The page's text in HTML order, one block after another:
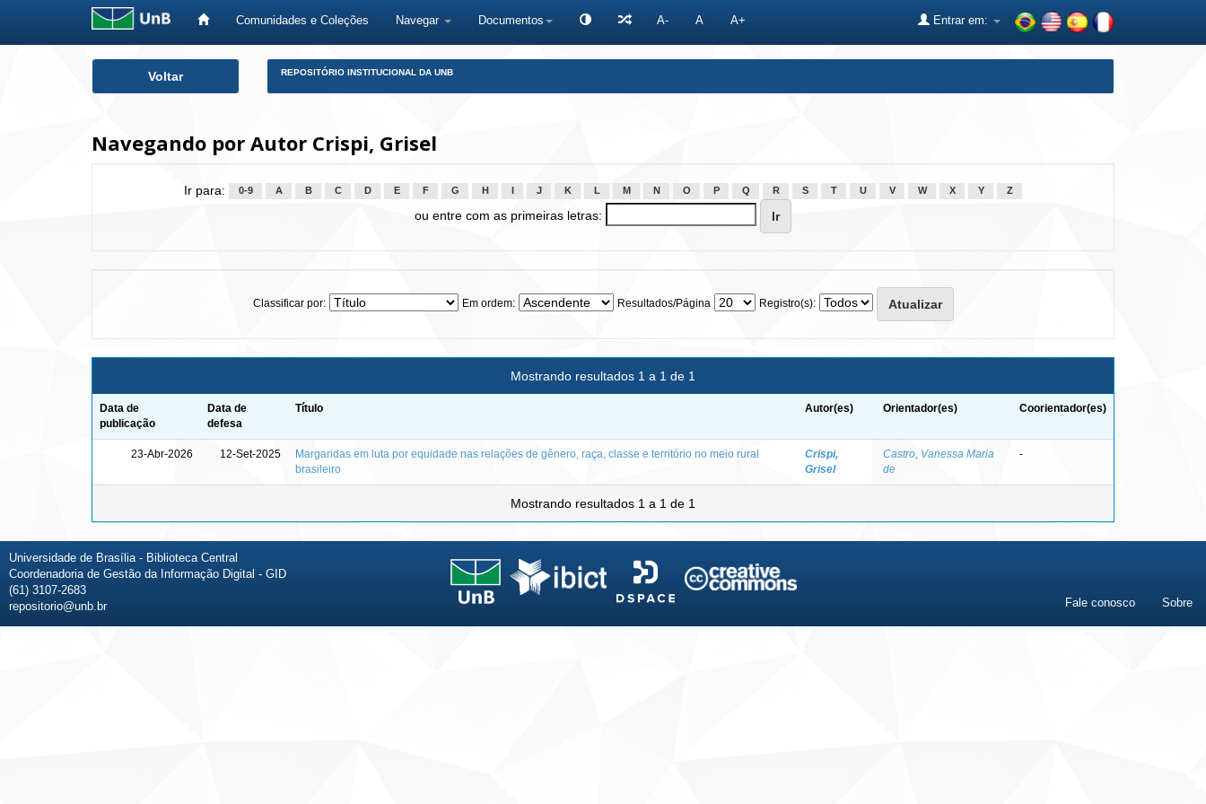
Comunidades e Coleções Navegar Documentos A- A A+ Entrar em:
Voltar REPOSITÓRIO INSTITUCIONAL DA UNB
Navegando por Autor Crispi, Grisel
Ir para: 0-9 A B C D E F G H J K L M N O P Q R S T U V W X Y Z
ou entre com as primeiras letras:
Classificar por: Em ordem: Resultados/Página Registro(s):
Mostrando resultados 1 a 1 de 1
Data de
publicação
Data de
defesa
Título Autor(es) Orientador(es) Coorientador(es)
23-Abr-2026 12-Set-2025
Margaridas em luta por equidade nas relações de gênero, raça, classe e território no meio rural
brasileiro
Crispi,
Grisel
Castro, Vanessa Maria
de
-
Mostrando resultados 1 a 1 de 1
Universidade de Brasília - Biblioteca Central
Coordenadoria de Gestão da Informação Digital - GID
(61) 3107-2683
repositorio@unb.br
Fale conosco Sobre